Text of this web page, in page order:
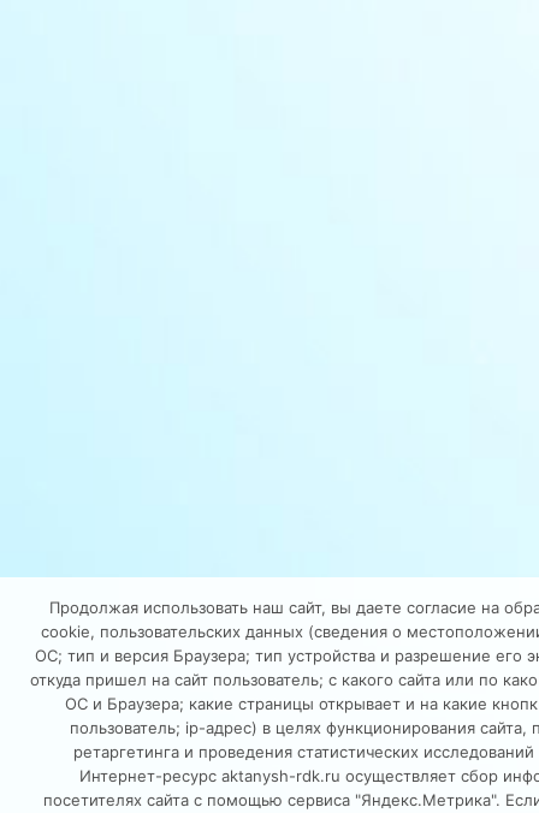
Продолжая использовать наш сайт, вы даете согласие на
cookie, пользовательских данных (сведения о
ОС; тип и версия Браузера; тип устройства и разрешение его
откуда пришел на сайт пользователь; с какого сайта или по
ОС и Браузера; какие страницы открывает и на какие
пользователь; ip-адрес) в целях функционирования сайта,
ретаргетинга и проведения статистических
Интернет-ресурс aktanysh-rdk.ru осуществляет сбор
посетителях сайта с помощью сервиса "Яндекс.Метрика".